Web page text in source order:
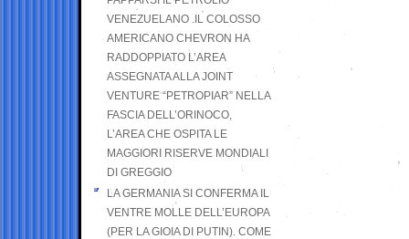
VENEZUELANO .IL COLOSSO
AMERICANO CHEVRON HA
RADDOPPIATO L’AREA
ASSEGNATA ALLA JOINT
VENTURE “PETROPIAR” NELLA
FASCIA DELL’ORINOCO,
L’AREA CHE OSPITA LE
MAGGIORI RISERVE MONDIALI
DI GREGGIO
LA GERMANIA SI CONFERMA IL
VENTRE MOLLE DELL’EUROPA
(PER LA GIOIA DI PUTIN). COME